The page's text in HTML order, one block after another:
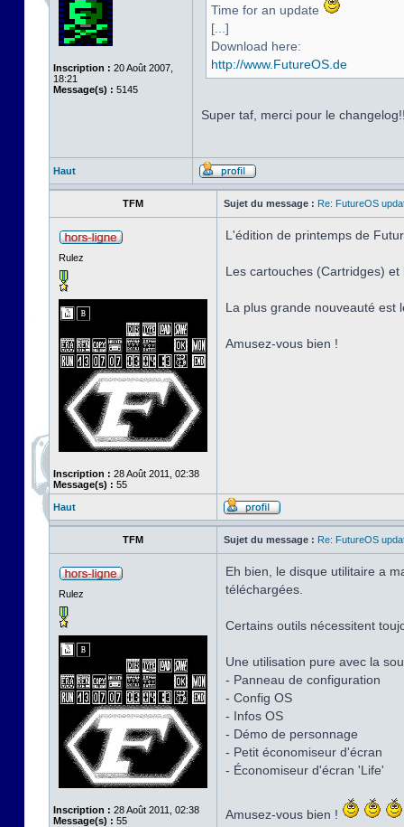
Inscription : 20 Août 2007,
18:21
Message(s) : 5145
Time for an update
[...]
Download here:
http://www.FutureOS.de
Super taf, merci pour le changelog!!
Haut
TFM Sujet du message : Re: FutureOS
Rulez
Inscription : 28 Août 2011, 02:38
Message(s) : 55
L'édition de printemps de
Les cartouches (Cartridges)
La plus grande nouveauté est
Amusez-vous bien !
Haut
TFM Sujet du message : Re: FutureOS
Rulez
Inscription : 28 Août 2011, 02:38
Message(s) : 55
Eh bien, le disque utilitaire a
téléchargées.
Certains outils nécessitent
Une utilisation pure avec la
- Panneau de configuration
- Config OS
- Infos OS
- Démo de personnage
- Petit économiseur d'écran
- Économiseur d'écran 'Life'
Amusez-vous bien !